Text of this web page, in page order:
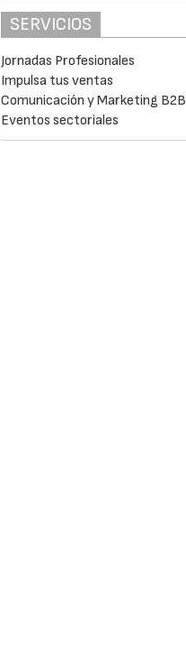
SERVICIOS
Jornadas Profesionales
Impulsa tus ventas
Comunicación y Marketing B2B
Eventos sectoriales